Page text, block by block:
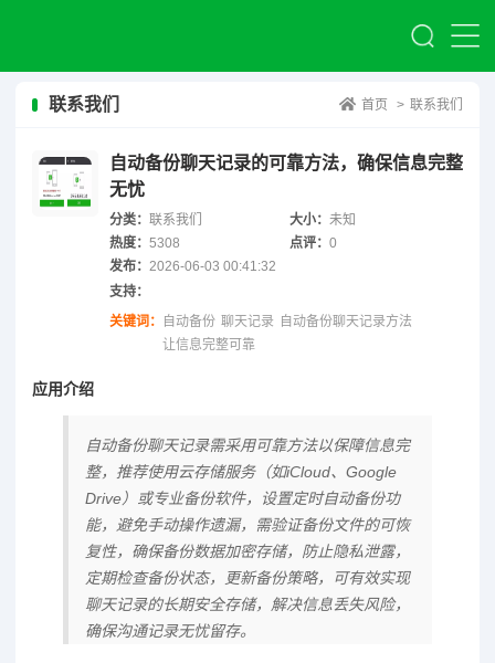
联系我们 首页 > 联系我们
自动备份聊天记录的可靠方法，确保信息完整
无忧
分类： 联系我们 大小：未知
热度： 5308 点评：0
发布： 2026-06-03 00:41:32
支持：
关键词：
自动备份 聊天记录
自动备份聊天记录方法
让信息完整可靠
应用介绍
自动备份聊天记录需采用可靠方法以保障信息完
整，推荐使用云存储服务（如iCloud、Google
Drive）或专业备份软件，设置定时自动备份功
能，避免手动操作遗漏，需验证备份文件的可恢
复性，确保备份数据加密存储，防止隐私泄露，
定期检查备份状态，更新备份策略，可有效实现
聊天记录的长期安全存储，解决信息丢失风险，
确保沟通记录无忧留存。